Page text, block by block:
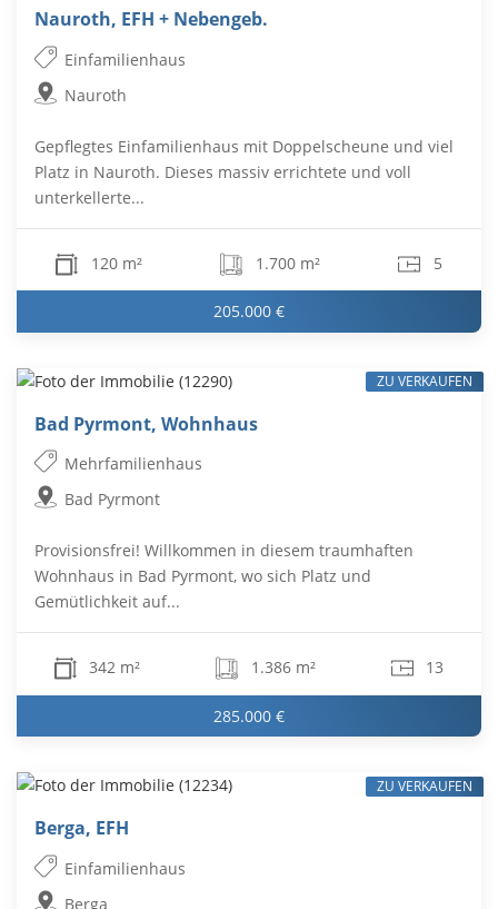
Nauroth, EFH + Nebengeb.
Einfamilienhaus
Nauroth
Gepflegtes Einfamilienhaus mit Doppelscheune und viel
Platz in Nauroth. Dieses massiv errichtete und voll
unterkellerte...
120 m² 1.700 m² 5
205.000 €
Bad Pyrmont, Wohnhaus
Mehrfamilienhaus
Bad Pyrmont
Provisionsfrei! Willkommen in diesem traumhaften
Wohnhaus in Bad Pyrmont, wo sich Platz und
Gemütlichkeit auf...
342 m² 1.386 m² 13
285.000 €
ZU VERKAUFEN
Berga, EFH
Einfamilienhaus
Berga
ZU VERKAUFEN